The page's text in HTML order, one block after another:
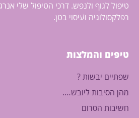
טיפול לגוף ולנפש. דרכי הטיפול שלי
רפלקסולוגיה ועיסוי בטן.
טיפים והמלצות
שפתיים יבשות ?
מהן הסיבות ליובש….
חשיבות הסרום